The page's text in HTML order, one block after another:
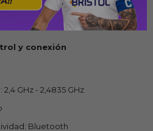
para la oreja (cm): 4.25
para la oreja (cm): 2.1
y conexión
GHz - 2,4835 GHz
Bluetooth